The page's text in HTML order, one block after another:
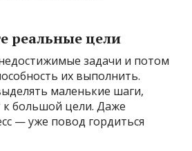
реальные цели
задачи и потом
их выполнить.
маленькие шаги,
к большой цели. Даже
— уже повод гордиться